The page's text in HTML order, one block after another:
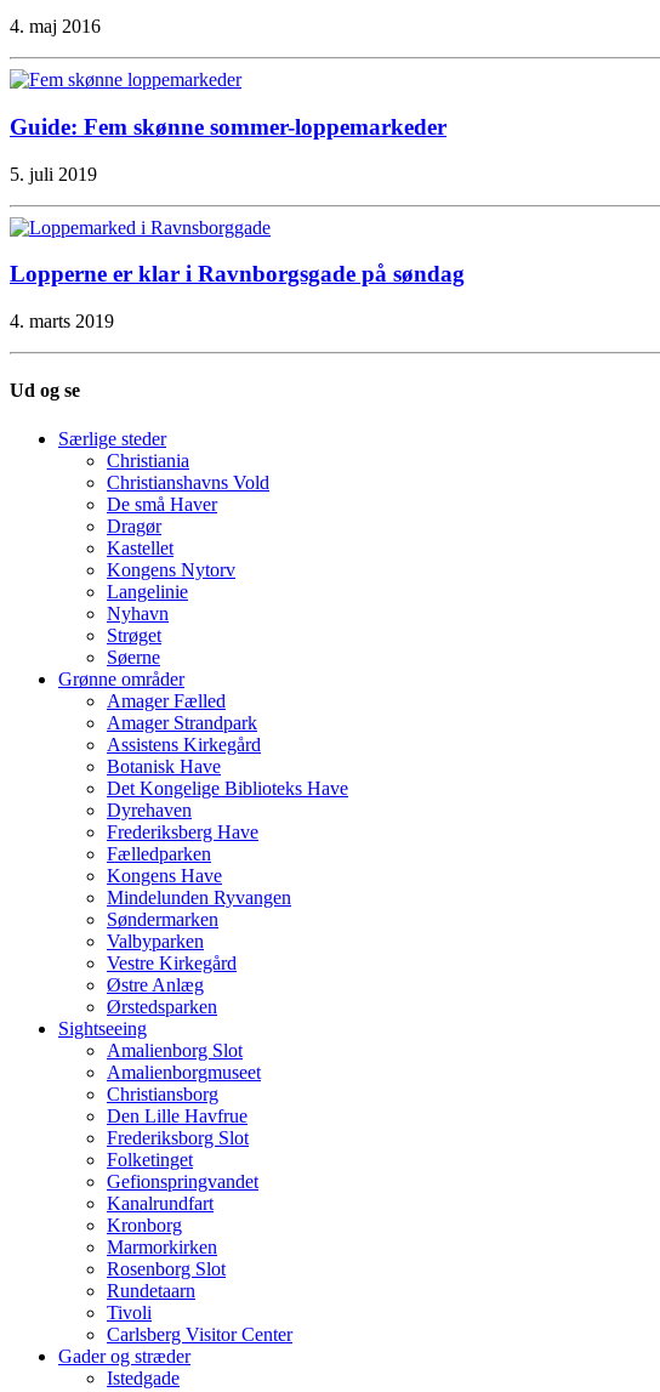
4. maj 2016
Guide: Fem skønne sommer-loppemarkeder
5. juli 2019
Lopperne er klar i Ravnborgsgade på søndag
4. marts 2019
Ud og se
Særlige steder
Christiania
Christianshavns Vold
De små Haver
Dragør
Kastellet
Kongens Nytorv
Langelinie
Nyhavn
Strøget
Søerne
Grønne områder
Amager Fælled
Amager Strandpark
Assistens Kirkegård
Botanisk Have
Det Kongelige Biblioteks Have
Dyrehaven
Frederiksberg Have
Fælledparken
Kongens Have
Mindelunden Ryvangen
Søndermarken
Valbyparken
Vestre Kirkegård
Østre Anlæg
Ørstedsparken
Sightseeing
Amalienborg Slot
Amalienborgmuseet
Christiansborg
Den Lille Havfrue
Frederiksborg Slot
Folketinget
Gefionspringvandet
Kanalrundfart
Kronborg
Marmorkirken
Rosenborg Slot
Rundetaarn
Tivoli
Carlsberg Visitor Center
Gader og stræder
Istedgade